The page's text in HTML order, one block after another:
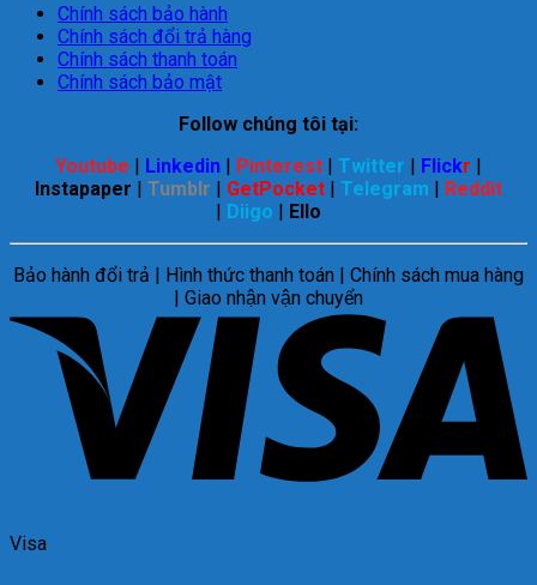
Chính sách bảo hành
Chính sách đổi trả hàng
Chính sách thanh toán
Chính sách bảo mật
Follow chúng tôi tại:
Youtube | Linkedin | Pinterest | Twitter | Flickr |
Instapaper | Tumblr | GetPocket | Telegram | Reddit
| Diigo | Ello
Bảo hành đổi trả | Hình thức thanh toán | Chính sách mua hàng
| Giao nhận vận chuyển
Visa